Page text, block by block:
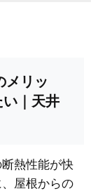
メリッ
い｜天井
熱性能が快
屋根からの